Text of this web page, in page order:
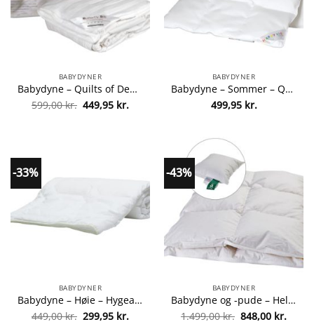
BABYDYNER
Babydyne – Quilts of Denmark – Butterfly Silk fra quilts-of-denmark 5768891110288
599,00kr. Den
oprindelige
449,95 kr.Den
aktuelle
BABYDYNER
Babydyne – Sommer – Quilts of Denmark – Happy Kids fra Quilts of Denmark 5768892538630
499,95 kr.
-33%
BABYDYNER
Babydyne – Høie – Hygea fra hoeie 7034182630703
449,00kr. Den
299,95 kr.Den
-43%
BABYDYNER
Babydyne og -pude – Helårsdyne – Änglamark fra Änglamark 5700381621492
1.499,00kr. Den
848,00 kr.Den